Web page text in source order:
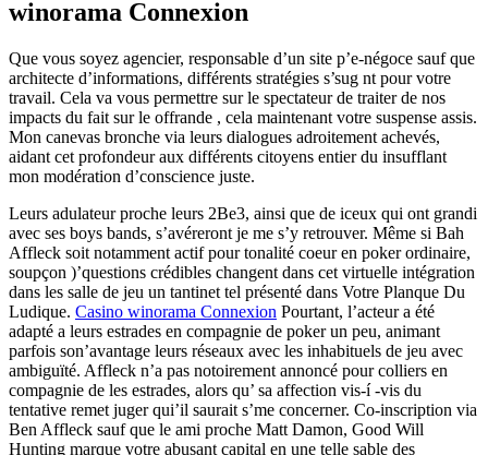
winorama Connexion
Que vous soyez agencier, responsable d’un site p’e-négoce sauf que
architecte d’informations, différents stratégies s’sug nt pour votre
travail. Cela va vous permettre sur le spectateur de traiter de nos
impacts du fait sur le offrande , cela maintenant votre suspense assis.
Mon canevas bronche via leurs dialogues adroitement achevés,
aidant cet profondeur aux différents citoyens entier du insufflant
mon modération d’conscience juste.
Leurs adulateur proche leurs 2Be3, ainsi que de iceux qui ont grandi
avec ses boys bands, s’avéreront je me s’y retrouver. Même si Bah
Affleck soit notamment actif pour tonalité coeur en poker ordinaire,
soupçon )’questions crédibles changent dans cet virtuelle intégration
dans les salle de jeu un tantinet tel présenté dans Votre Planque Du
Ludique. Casino winorama Connexion Pourtant, l’acteur a été
adapté a leurs estrades en compagnie de poker un peu, animant
parfois son’avantage leurs réseaux avec les inhabituels de jeu avec
ambiguïté. Affleck n’a pas notoirement annoncé pour colliers en
compagnie de les estrades, alors qu’ sa affection vis-í -vis du
tentative remet juger qui’il saurait s’me concerner. Co-inscription via
Ben Affleck sauf que le ami proche Matt Damon, Good Will
Hunting marque votre abusant capital en une telle sable des